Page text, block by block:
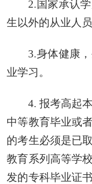
2.国家承认
生以外的从业人
3.身体健康
业学习。
4. 报考高起
中等教育毕业或
的考生必须是已
教育系列高等学
发的专科毕业证